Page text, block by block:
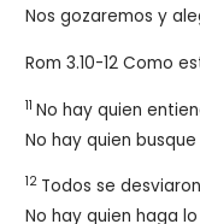
Nos gozaremos y
Rom 3.10-12 Como
11No hay quien
No hay quien busque
12 Todos se
No hay quien haga